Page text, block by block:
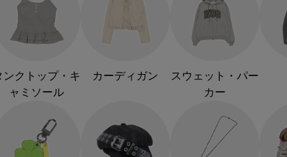
ンクトップ・キ
ャミソール
カーディガン
スウェット・パー
カー